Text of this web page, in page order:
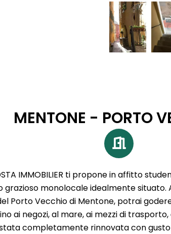
MENTONE - PORTO
IMMOBILIER ti propone in affitto
grazioso monolocale idealmente situato.
Porto Vecchio di Mentone, potrai
ai negozi, al mare, ai mezzi di
completamente rinnovata con gusto